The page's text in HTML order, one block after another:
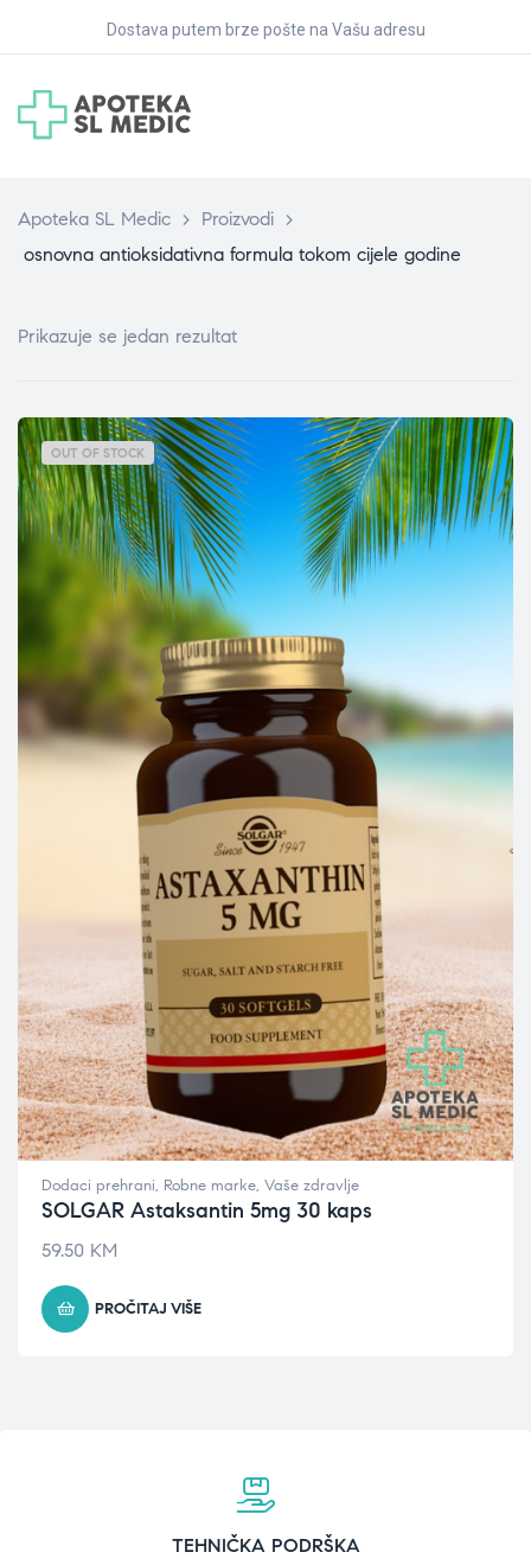
Dostava putem brze pošte na Vašu adresu
Apoteka SL Medic > Proizvodi >
osnovna antioksidativna formula tokom cijele godine
Prikazuje se jedan rezultat
OUT OF STOCK
Dodaci prehrani, Robne marke, Vaše zdravlje
SOLGAR Astaksantin 5mg 30 kaps
59.50 KM
PROČITAJ VIŠE
TEHNIČKA PODRŠKA